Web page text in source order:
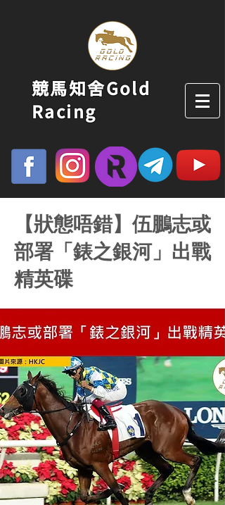
競馬知舍Gold
Racing
【狀態唔錯】伍鵬志或
部署「錶之銀河」出戰
精英碟